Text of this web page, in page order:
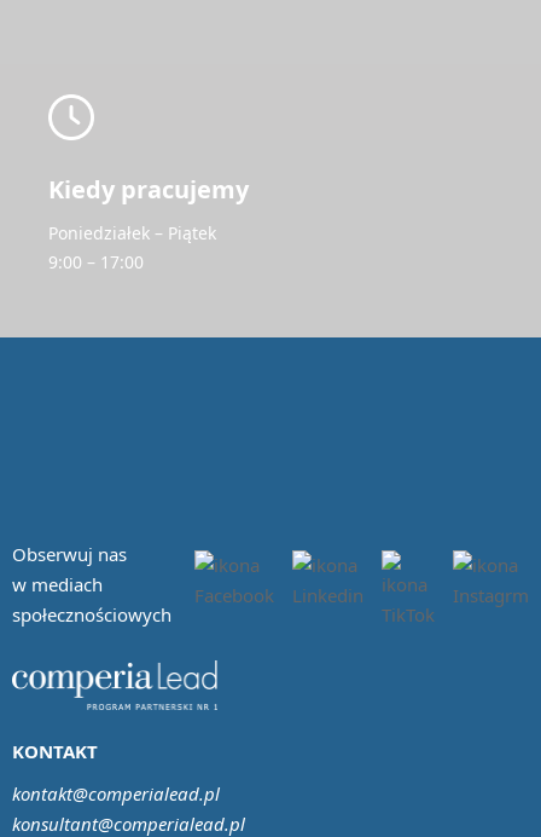
Kiedy pracujemy
Poniedziałek – Piątek
9:00 – 17:00
Obserwuj nas
w mediach
społecznościowych
KONTAKT
kontakt@comperialead.pl
konsultant@comperialead.pl